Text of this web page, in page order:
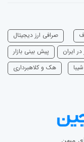
صرافی ارز دیجیتال
در ایران
پیش بینی بازار
شیبا هک و کلاهبرداری
میهن